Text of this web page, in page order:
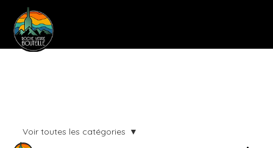
Voir toutes les catégories